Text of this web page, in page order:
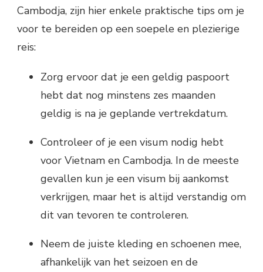
Cambodja, zijn hier enkele praktische tips om je
voor te bereiden op een soepele en plezierige
reis:
Zorg ervoor dat je een geldig paspoort
hebt dat nog minstens zes maanden
geldig is na je geplande vertrekdatum.
Controleer of je een visum nodig hebt
voor Vietnam en Cambodja. In de meeste
gevallen kun je een visum bij aankomst
verkrijgen, maar het is altijd verstandig om
dit van tevoren te controleren.
Neem de juiste kleding en schoenen mee,
afhankelijk van het seizoen en de